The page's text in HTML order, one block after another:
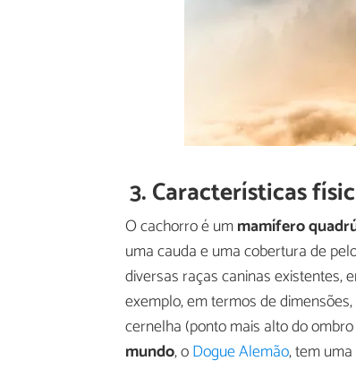
3. Características
O cachorro é ummamífero
uma cauda e uma cobertura de
diversas raças caninas existentes,
exemplo, em termos de
cernelha (ponto mais alto do
mundo, oDogue Alemão, tem